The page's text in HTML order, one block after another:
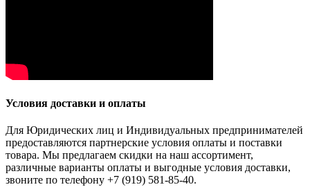
Условия доставки и оплаты
Для Юридических лиц и Индивидуальных предпринимателей
предоставляются партнерские условия оплаты и поставки
товара. Мы предлагаем скидки на наш ассортимент,
различные варианты оплаты и выгодные условия доставки,
звоните по телефону +7 (919) 581-85-40.